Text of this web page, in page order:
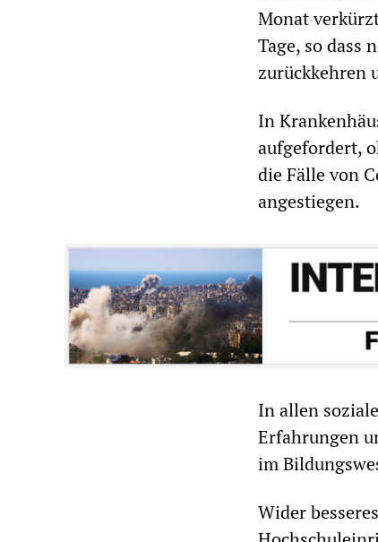
Monat
Tage, so dass
zurückkehren
In
aufgefordert,
die Fälle von
angestiegen.
In allen
Erfahrungen
im
Wider